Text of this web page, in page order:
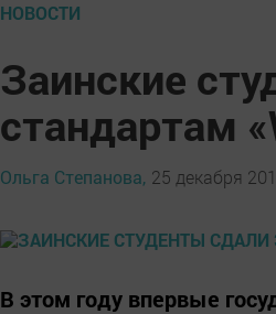
НОВОСТИ
Заинские
стандартам
Ольга Степанова, 25 декабря
В этом году впервые